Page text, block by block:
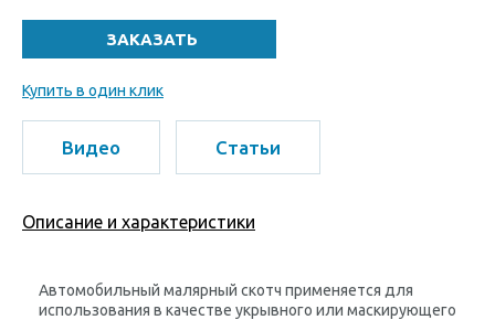
Купить в один клик
Видео Статьи
Описание и характеристики
Автомобильный малярный скотч применяется для
использования в качестве укрывного или маскирующего